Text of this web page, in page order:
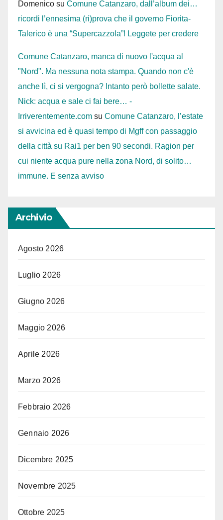
Domenico su Comune Catanzaro, dall’album dei…
ricordi l’ennesima (ri)prova che il governo Fiorita-
Talerico è una “Supercazzola”! Leggete per credere
Comune Catanzaro, manca di nuovo l'acqua al
"Nord". Ma nessuna nota stampa. Quando non c'è
anche lì, ci si vergogna? Intanto però bollette salate.
Nick: acqua e sale ci fai bere… -
Irriverentemente.com su Comune Catanzaro, l’estate
si avvicina ed è quasi tempo di Mgff con passaggio
della città su Rai1 per ben 90 secondi. Ragion per
cui niente acqua pure nella zona Nord, di solito…
immune. E senza avviso
Archivio
Agosto 2026
Luglio 2026
Giugno 2026
Maggio 2026
Aprile 2026
Marzo 2026
Febbraio 2026
Gennaio 2026
Dicembre 2025
Novembre 2025
Ottobre 2025